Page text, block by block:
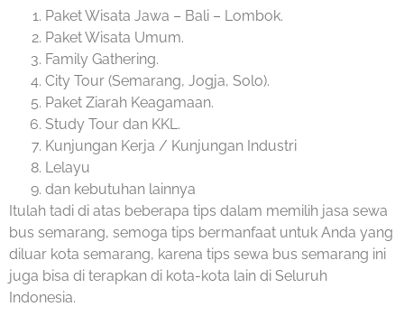
Paket Wisata Jawa – Bali – Lombok.
Paket Wisata Umum.
Family Gathering.
City Tour (Semarang, Jogja, Solo).
Paket Ziarah Keagamaan.
Study Tour dan KKL.
Kunjungan Kerja / Kunjungan Industri
Lelayu
dan kebutuhan lainnya
Itulah tadi di atas beberapa tips dalam memilih jasa sewa
bus semarang, semoga tips bermanfaat untuk Anda yang
diluar kota semarang, karena tips sewa bus semarang ini
juga bisa di terapkan di kota-kota lain di Seluruh
Indonesia.